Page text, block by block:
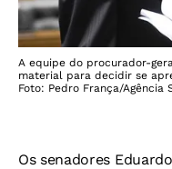
A equipe do procurador-
material para decidir se
Foto: Pedro França/Agência
Os senadores